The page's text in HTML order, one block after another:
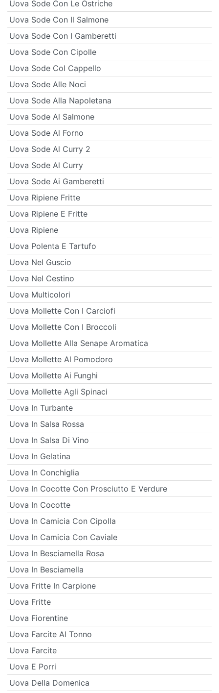
Uova Sode Con Le Ostriche
Uova Sode Con Il Salmone
Uova Sode Con I Gamberetti
Uova Sode Con Cipolle
Uova Sode Col Cappello
Uova Sode Alle Noci
Uova Sode Alla Napoletana
Uova Sode Al Salmone
Uova Sode Al Forno
Uova Sode Al Curry 2
Uova Sode Al Curry
Uova Sode Ai Gamberetti
Uova Ripiene Fritte
Uova Ripiene E Fritte
Uova Ripiene
Uova Polenta E Tartufo
Uova Nel Guscio
Uova Nel Cestino
Uova Multicolori
Uova Mollette Con I Carciofi
Uova Mollette Con I Broccoli
Uova Mollette Alla Senape Aromatica
Uova Mollette Al Pomodoro
Uova Mollette Ai Funghi
Uova Mollette Agli Spinaci
Uova In Turbante
Uova In Salsa Rossa
Uova In Salsa Di Vino
Uova In Gelatina
Uova In Conchiglia
Uova In Cocotte Con Prosciutto E Verdure
Uova In Cocotte
Uova In Camicia Con Cipolla
Uova In Camicia Con Caviale
Uova In Besciamella Rosa
Uova In Besciamella
Uova Fritte In Carpione
Uova Fritte
Uova Fiorentine
Uova Farcite Al Tonno
Uova Farcite
Uova E Porri
Uova Della Domenica